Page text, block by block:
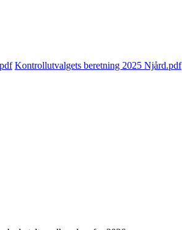
Kontrollutvalgets beretning 2025 Njård.pdf